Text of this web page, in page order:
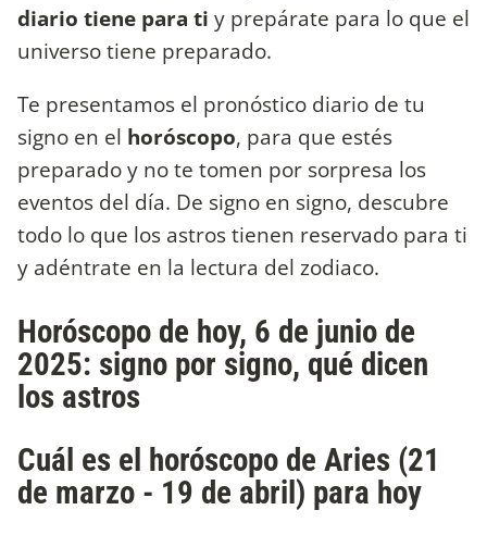
diario tiene para ti y prepárate para lo que el
universo tiene preparado.
Te presentamos el pronóstico diario de tu
signo en el horóscopo, para que estés
preparado y no te tomen por sorpresa los
eventos del día. De signo en signo, descubre
todo lo que los astros tienen reservado para ti
y adéntrate en la lectura del zodiaco.
Horóscopo de hoy, 6 de junio de
2025: signo por signo, qué dicen
los astros
Cuál es el horóscopo de Aries (21
de marzo - 19 de abril) para hoy